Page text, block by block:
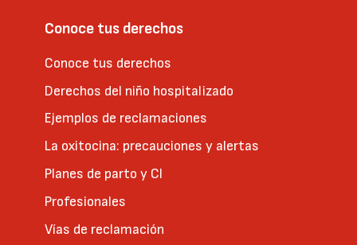
Conoce tus derechos
Conoce tus derechos
Derechos del niño hospitalizado
Ejemplos de reclamaciones
La oxitocina: precauciones y alertas
Planes de parto y CI
Profesionales
Vías de reclamación